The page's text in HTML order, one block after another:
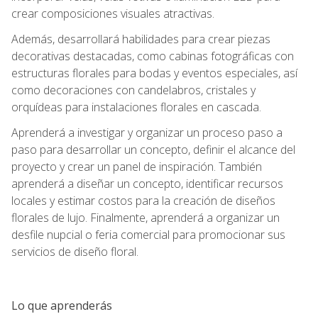
crear composiciones visuales atractivas.
Además, desarrollará habilidades para crear piezas
decorativas destacadas, como cabinas fotográficas con
estructuras florales para bodas y eventos especiales, así
como decoraciones con candelabros, cristales y
orquídeas para instalaciones florales en cascada.
Aprenderá a investigar y organizar un proceso paso a
paso para desarrollar un concepto, definir el alcance del
proyecto y crear un panel de inspiración. También
aprenderá a diseñar un concepto, identificar recursos
locales y estimar costos para la creación de diseños
florales de lujo. Finalmente, aprenderá a organizar un
desfile nupcial o feria comercial para promocionar sus
servicios de diseño floral.
Lo que aprenderás